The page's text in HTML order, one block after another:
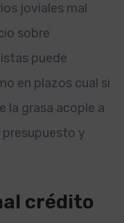
joviales mal
sobre
puede
en plazos cual si
la grasa acople a
y
crédito